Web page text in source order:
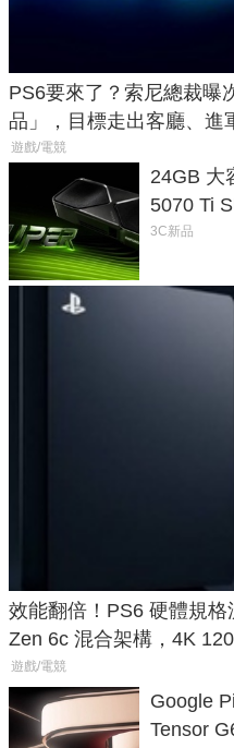
PS6要來了？索尼總裁曝
品」，目標走出客廳、進
遊戲/電競
24GB 大
5070 Ti
功耗、上
3C新品
效能翻倍！PS6 硬體規
Zen 6c 混合架構，4K
遊戲/電競
Google
Tensor